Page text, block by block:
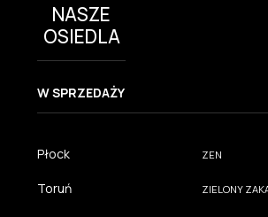
NASZE
OSIEDLA
W SPRZEDAŻY
Płock ZEN
Toruń ZIELONY